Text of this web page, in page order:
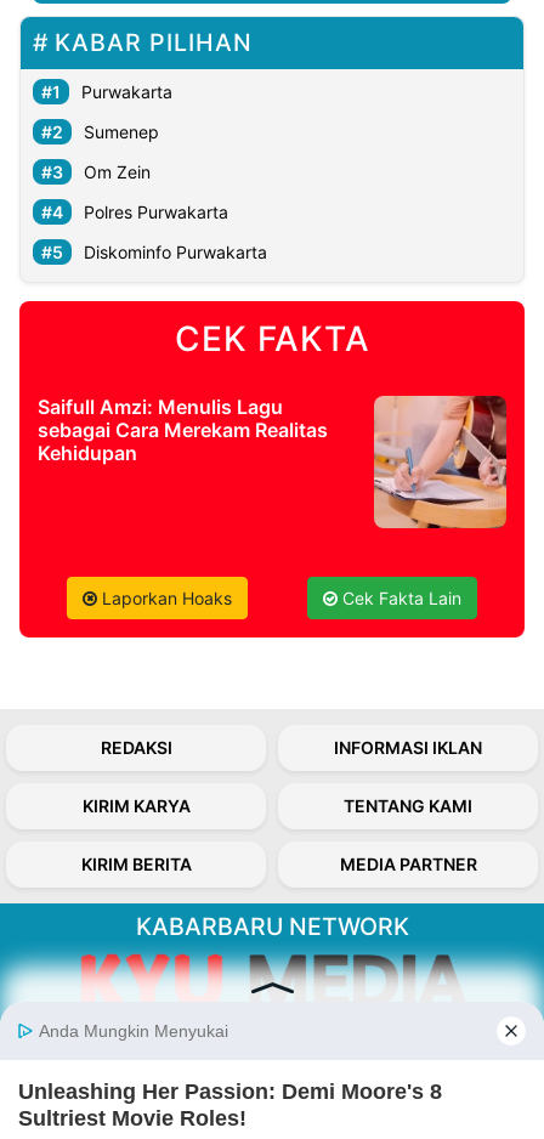
KABAR PILIHAN
Purwakarta
Sumenep
Om Zein
Polres Purwakarta
Diskominfo Purwakarta
CEK FAKTA
Saifull Amzi: Menulis Lagu
sebagai Cara Merekam Realitas
Kehidupan
Laporkan Hoaks Cek Fakta Lain
REDAKSI INFORMASI IKLAN
KIRIM KARYA TENTANG KAMI
KIRIM BERITA MEDIA PARTNER
KABARBARU NETWORK
Kabarbaru.co menyajikan berita aktual dan